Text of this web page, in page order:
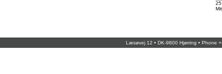
Læsøvej 12 • DK-9800 Hjørring • Phone